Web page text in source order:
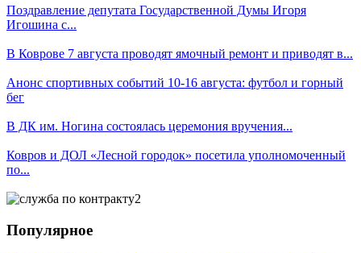
Поздравление депутата Государственной Думы Игоря
Игошина с...
В Коврове 7 августа проводят ямочный ремонт и приводят в...
Анонс спортивных событий 10-16 августа: футбол и горный
бег
В ДК им. Ногина состоялась церемония вручения...
Ковров и ДОЛ «Лесной городок» посетила уполномоченный
по...
Популярное